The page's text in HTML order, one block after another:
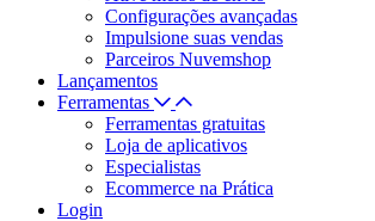
Configurações avançadas
Impulsione suas vendas
Parceiros Nuvemshop
Lançamentos
Ferramentas
Ferramentas gratuitas
Loja de aplicativos
Especialistas
Ecommerce na Prática
Login